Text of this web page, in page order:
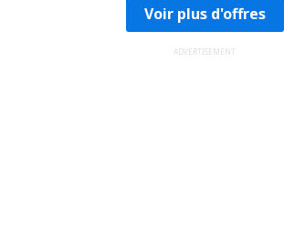
Voir plus d'offres
ADVERTISEMENT